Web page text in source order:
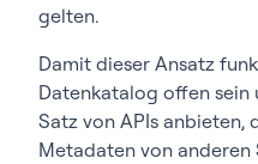
gelten.
Damit dieser Ansatz
Datenkatalog offen
Satz von APIs anbieten,
Metadaten von anderen